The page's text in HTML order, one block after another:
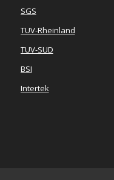
SGS
TUV-Rheinland
TUV-SUD
BSI
Intertek